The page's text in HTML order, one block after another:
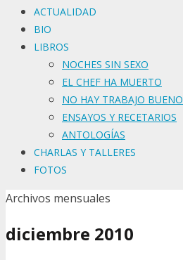
ACTUALIDAD
BIO
LIBROS
NOCHES SIN SEXO
EL CHEF HA MUERTO
NO HAY TRABAJO BUENO
ENSAYOS Y RECETARIOS
ANTOLOGÍAS
CHARLAS Y TALLERES
FOTOS
Archivos mensuales
diciembre 2010